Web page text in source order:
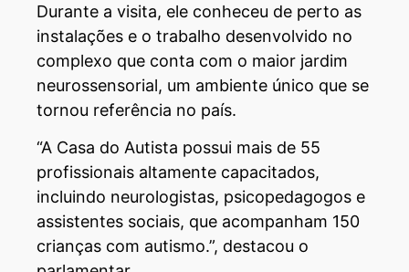
Durante a visita, ele conheceu de perto as
instalações e o trabalho desenvolvido no
complexo que conta com o maior jardim
neurossensorial, um ambiente único que se
tornou referência no país.
“A Casa do Autista possui mais de 55
profissionais altamente capacitados,
incluindo neurologistas, psicopedagogos e
assistentes sociais, que acompanham 150
crianças com autismo.”, destacou o